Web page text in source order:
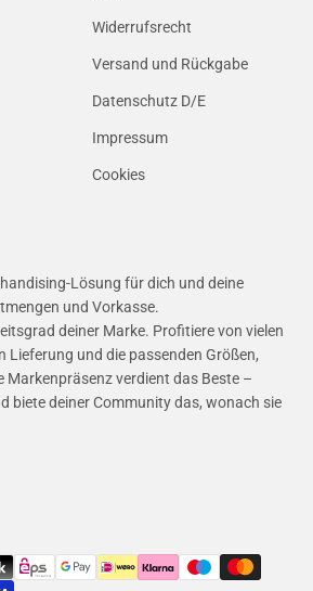
Widerrufsrecht
Versand und Rückgabe
Datenschutz D/E
Impressum
Cookies
Lösung für dich und deine
und Vorkasse.
deiner Marke. Profitiere von vielen
Lieferung und die passenden Größen,
Markenpräsenz verdient das Beste –
biete deiner Community das, wonach sie